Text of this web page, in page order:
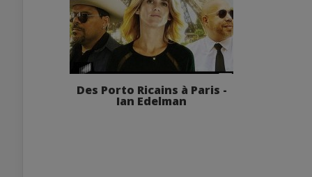
Des Porto Ricains à Paris -
Ian Edelman